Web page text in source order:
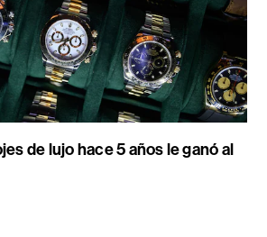
de lujo hace 5 años le ganó al